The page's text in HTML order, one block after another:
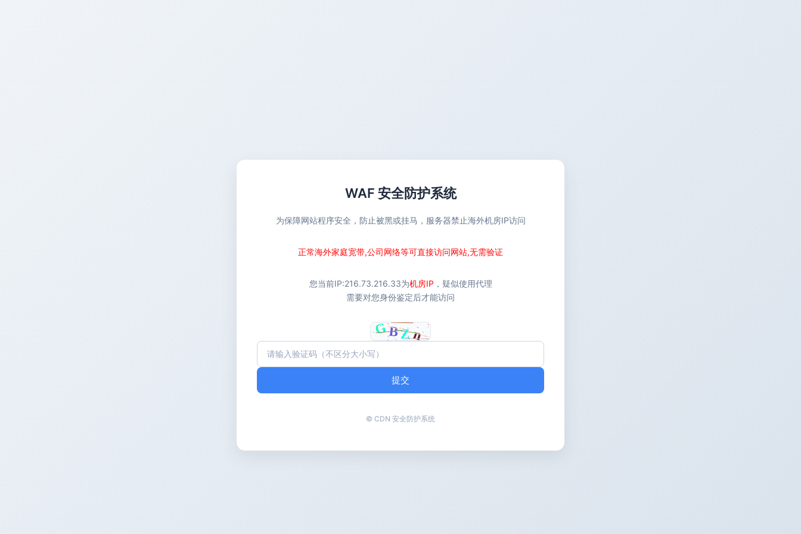
WAF 安全防护系统
为保障网站程序安全，防止被黑或挂马，服务器禁止海外机房IP访问
正常海外家庭宽带,公司网络等可直接访问网站,无需验证
您当前IP:216.73.216.33为机房IP ，疑似使用代理
需要对您身份鉴定后才能访问
提交
© CDN 安全防护系统